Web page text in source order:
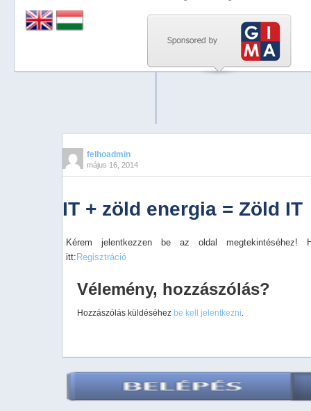
felhoadmin
május 16, 2014
IT + zöld energia = Zöld IT
Kérem jelentkezzen be az oldal megtekintéséhez!
itt: Regisztráció
Vélemény, hozzászólás?
Hozzászólás küldéséhez be kell jelentkezni.